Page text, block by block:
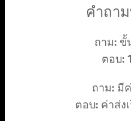
คำถา
ถาม: ขั้
ตอบ:
ถาม: มี
ตอบ: ค่าส่ง